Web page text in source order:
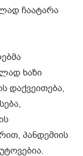
ჩაატარა
ხაზი
დაქვეითება,
პანდემიის